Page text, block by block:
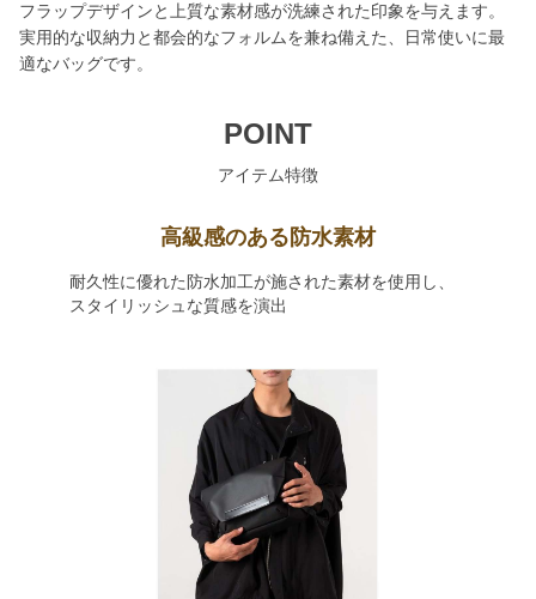
フラップデザインと上質な素材感が洗練された印象を与えます。
実用的な収納力と都会的なフォルムを兼ね備えた、日常使いに最
適なバッグです。
POINT
アイテム特徴
高級感のある防水素材
耐久性に優れた防水加工が施された素材を使用し、
スタイリッシュな質感を演出